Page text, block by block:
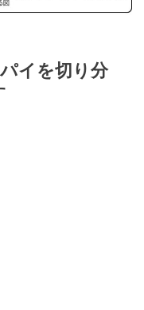
イを切り分